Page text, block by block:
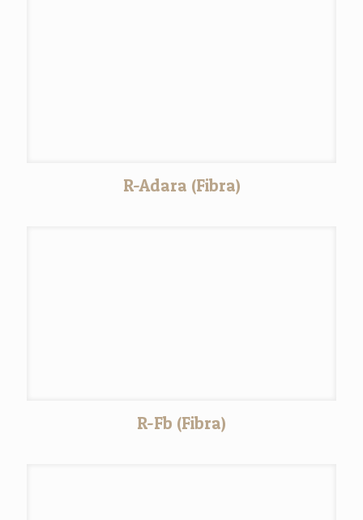
R-Adara (Fibra)
R-Fb (Fibra)